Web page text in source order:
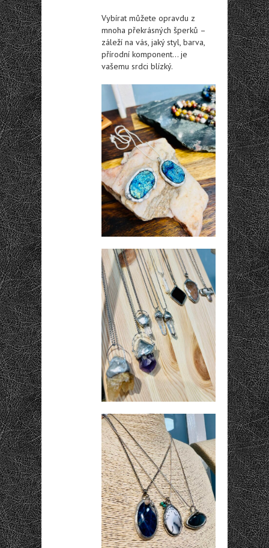
Vybírat můžete opravdu z
mnoha překrásných šperků –
záleží na vás, jaký styl, barva,
přírodní komponent… je
vašemu srdci blízký.